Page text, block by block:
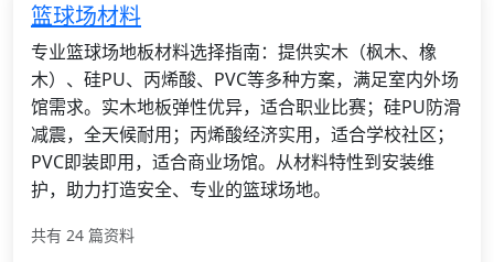
篮球场材料
专业篮球场地板材料选择指南：提供实木（枫木、橡
木）、硅PU、丙烯酸、PVC等多种方案，满足室内外场
馆需求。实木地板弹性优异，适合职业比赛；硅PU防滑
减震，全天候耐用；丙烯酸经济实用，适合学校社区；
PVC即装即用，适合商业场馆。从材料特性到安装维
护，助力打造安全、专业的篮球场地。
共有 24 篇资料